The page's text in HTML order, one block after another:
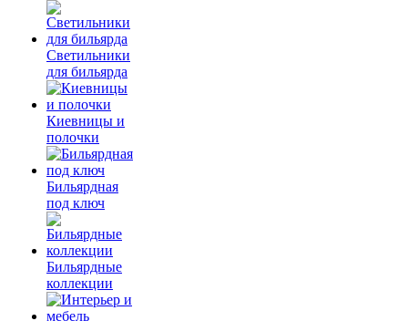
Светильники
для бильярда
Киевницы и
полочки
Бильярдная
под ключ
Бильярдные
коллекции